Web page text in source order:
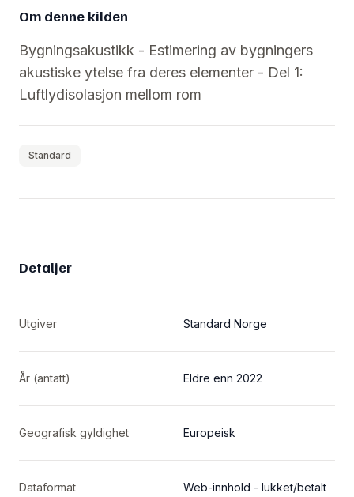
Om denne kilden
Bygningsakustikk - Estimering av bygningers
akustiske ytelse fra deres elementer - Del 1:
Luftlydisolasjon mellom rom
Standard
Detaljer
Utgiver Standard Norge
År (antatt) Eldre enn 2022
Geografisk gyldighet Europeisk
Dataformat Web-innhold - lukket/betalt